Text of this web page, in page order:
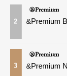
2 &Premium
3 &Premium